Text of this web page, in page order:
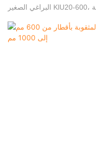
البراغي الصغير KlU20-600، على سنوات من الخبرة في السوق وتقنية
تقديم حلول مصممة خصيصًا لكل